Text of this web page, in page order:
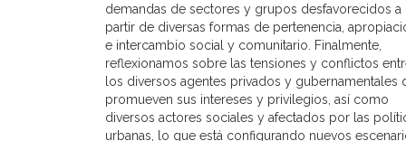
demandas de sectores y grupos desfavorecidos a
partir de diversas formas de pertenencia,
e intercambio social y comunitario. Finalmente,
reflexionamos sobre las tensiones y conflictos
los diversos agentes privados y gubernamentales
promueven sus intereses y privilegios, así como
diversos actores sociales y afectados por las
urbanas, lo que está configurando nuevos